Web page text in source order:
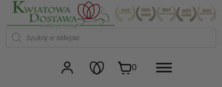
Kwiaciarnia internetowa
W
0